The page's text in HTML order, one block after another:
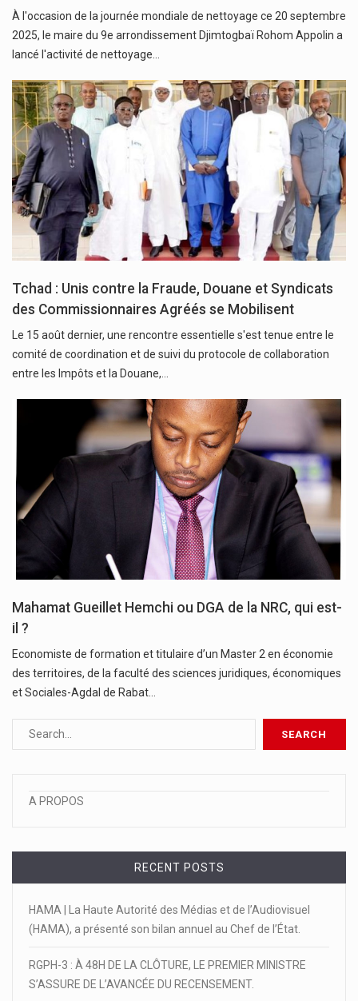
À l'occasion de la journée mondiale de nettoyage ce 20 septembre
2025, le maire du 9e arrondissement Djimtogbaï Rohom Appolin a
lancé l'activité de nettoyage…
Tchad : Unis contre la Fraude, Douane et Syndicats
des Commissionnaires Agréés se Mobilisent
Le 15 août dernier, une rencontre essentielle s'est tenue entre le
comité de coordination et de suivi du protocole de collaboration
entre les Impôts et la Douane,…
Mahamat Gueillet Hemchi ou DGA de la NRC, qui est-
il ?
Economiste de formation et titulaire d’un Master 2 en économie
des territoires, de la faculté des sciences juridiques, économiques
et Sociales-Agdal de Rabat…
A PROPOS
RECENT POSTS
HAMA | La Haute Autorité des Médias et de l’Audiovisuel
(HAMA), a présenté son bilan annuel au Chef de l’État.
RGPH-3 : À 48H DE LA CLÔTURE, LE PREMIER MINISTRE
S’ASSURE DE L’AVANCÉE DU RECENSEMENT.